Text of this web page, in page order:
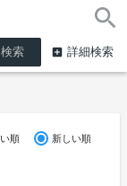
詳細検索
順 新しい順